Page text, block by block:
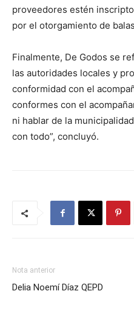
proveedores estén
por el otorgamiento de
Finalmente, De Godos se
las autoridades locales y
conformidad con el
conformes con el
ni hablar de la
con todo”, concluyó.
Nota anterior
Delia Noemí Díaz QEPD